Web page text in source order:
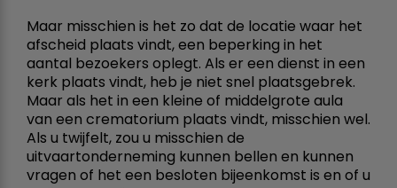
Maar misschien is het zo dat de locatie waar het
afscheid plaats vindt, een beperking in het
aantal bezoekers oplegt. Als er een dienst in een
kerk plaats vindt, heb je niet snel plaatsgebrek.
Maar als het in een kleine of middelgrote aula
van een crematorium plaats vindt, misschien wel.
Als u twijfelt, zou u misschien de
uitvaartonderneming kunnen bellen en kunnen
vragen of het een besloten bijeenkomst is en of u